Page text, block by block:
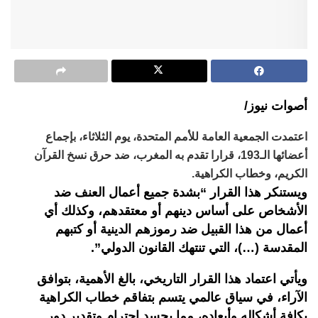
أصوات نيوز/
اعتمدت الجمعية العامة للأمم المتحدة، يوم الثلاثاء، بإجماع
أعضائها الـ193، قرارا تقدم به المغرب، ضد حرق نسخ القرآن
الكريم، وخطاب الكراهية.
ويستنكر هذا القرار “بشدة جميع أعمال العنف ضد
الأشخاص على أساس دينهم أو معتقدهم، وكذلك أي
أعمال من هذا القبيل ضد رموزهم الدينية أو كتبهم
المقدسة (…)، التي تنتهك القانون الدولي”.
ويأتي اعتماد هذا القرار التاريخي، بالغ الأهمية، بتوافق
الآراء، في سياق عالمي يتسم بتفاقم خطاب الكراهية